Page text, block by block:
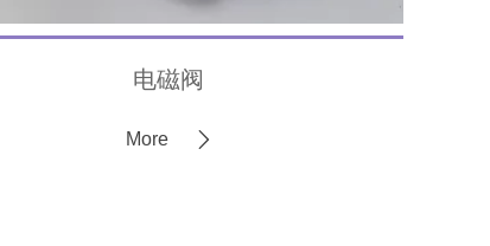
电磁阀
More 